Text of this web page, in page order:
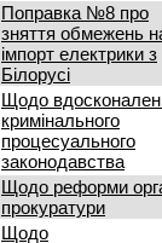
Поправка №8 про
зняття обмежень
імпорт електрики з
Білорусі
Щодо
кримінального
процесуального
законодавства
Щодо реформи
прокуратури
Щодо